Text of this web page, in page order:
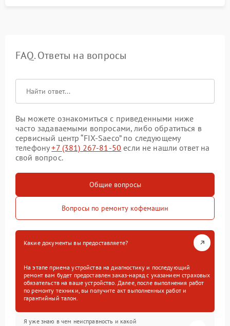
FAQ. Ответы на вопросы
Вы можете ознакомиться с приведенными ниже
часто задаваемыми вопросами, либо обратиться в
сервисный центр “FIX-Saeco” по следующему
телефону+7 (381) 267-81-50 если не нашли ответ на
свой вопрос.
Общие вопросы
Вопросы по ремонту кофемашин
Какие документы вы предоставляете?
На этапе приема устройства на диагностику и последующий
ремонт вам будет предоставлен заказ-наряд с указанием страховых
обязательств на ваше устройство. Далее, после выполнения работ
по ремонту техники, вы получите акт выполненных работ и
гарантийный талон.
Я уже знаю в чем неисправность и какой